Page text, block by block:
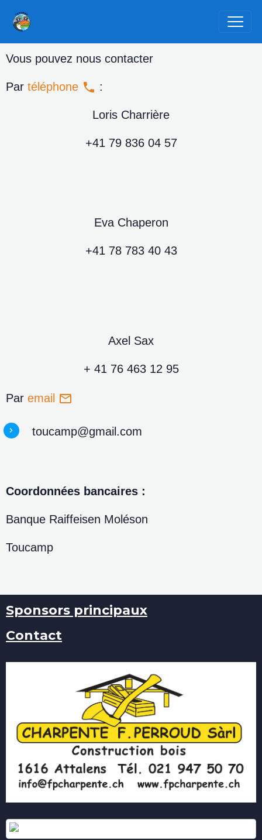
Vous pouvez nous contacter
Par téléphone :
Loris Charrière
+41 79 836 04 57
Eva Chaperon
+41 78 783 40 43
Axel Sax
+ 41 76 463 12 95
Par email
toucamp@gmail.com
Coordonnées bancaires :
Banque Raiffeisen Moléson
Toucamp
Sponsors principaux
Contact